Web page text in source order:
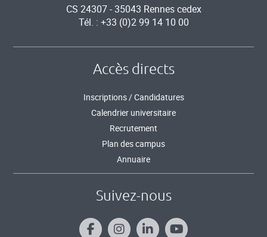
CS 24307 - 35043 Rennes cedex
Tél. : +33 (0)2 99 14 10 00
Accès directs
Inscriptions / Candidatures
Calendrier universitaire
Recrutement
Plan des campus
Annuaire
Suivez-nous